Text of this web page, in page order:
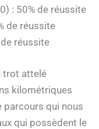
: 50% de réussite
de réussite
réussite
trot attelé
kilométriques
parcours qui nous
qui possèdent le